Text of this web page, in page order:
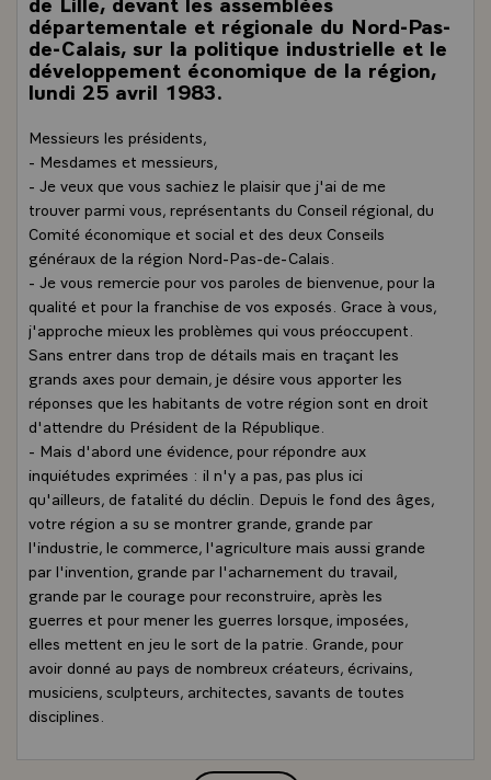
départementale et régionale du Nord-Pas-
de-Calais, sur la politique industrielle et le
développement économique de la région,
lundi 25 avril 1983.
Messieurs les présidents,
- Mesdames et messieurs,
- Je veux que vous sachiez le plaisir que j'ai de me
trouver parmi vous, représentants du Conseil régional, du
Comité économique et social et des deux Conseils
généraux de la région Nord-Pas-de-Calais.
- Je vous remercie pour vos paroles de bienvenue, pour la
qualité et pour la franchise de vos exposés. Grace à vous,
j'approche mieux les problèmes qui vous préoccupent.
Sans entrer dans trop de détails mais en traçant les
grands axes pour demain, je désire vous apporter les
réponses que les habitants de votre région sont en droit
d'attendre du Président de la République.
- Mais d'abord une évidence, pour répondre aux
inquiétudes exprimées : il n'y a pas, pas plus ici
qu'ailleurs, de fatalité du déclin. Depuis le fond des âges,
votre région a su se montrer grande, grande par
l'industrie, le commerce, l'agriculture mais aussi grande
par l'invention, grande par l'acharnement du travail,
grande par le courage pour reconstruire, après les
guerres et pour mener les guerres lorsque, imposées,
elles mettent en jeu le sort de la patrie. Grande, pour
avoir donné au pays de nombreux créateurs, écrivains,
musiciens, sculpteurs, architectes, savants de toutes
disciplines.